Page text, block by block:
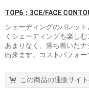
TOP6：3CE/FACE
シェーディングのパレッ
くシェーディングも楽し
あまりなく、落ち着いた
出来ます。コストパフォー
この商品の通販サイ